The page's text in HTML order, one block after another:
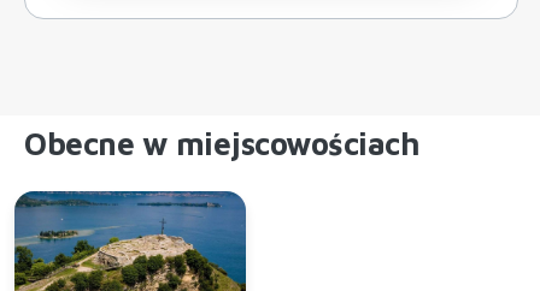
Obecne w miejscowościach